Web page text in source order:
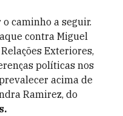
caminho a seguir.
contra Miguel
Exteriores,
políticas nos
acima de
Ramirez, do